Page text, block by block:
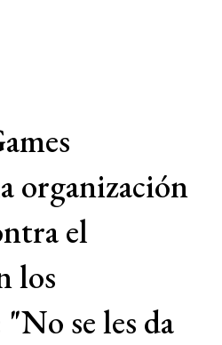
organización
el
los
se les da